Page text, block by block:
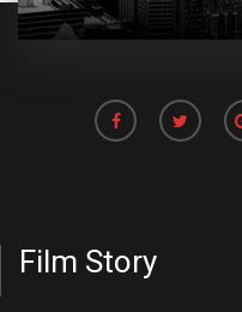
Film Story